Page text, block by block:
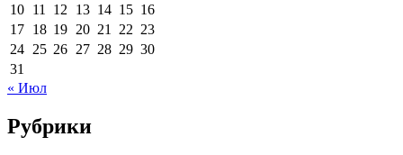
10 11 12 13 14 15 16
17 18 19 20 21 22 23
24 25 26 27 28 29 30
31
« Июл
Рубрики